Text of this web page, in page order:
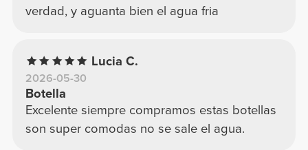
verdad, y aguanta bien el agua fria
Lucia C.
2026-05-30
Botella
Excelente siempre compramos estas botellas
son super comodas no se sale el agua.